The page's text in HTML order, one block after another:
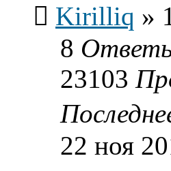
Kirilliq »
8
23103
22 ноя